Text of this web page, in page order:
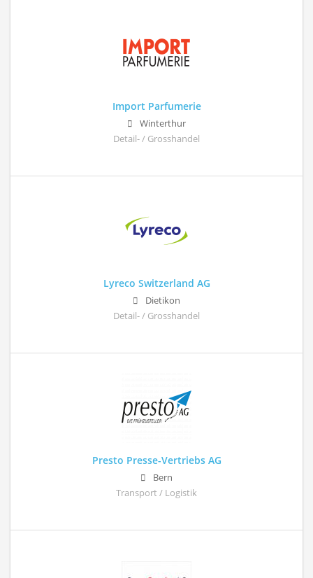
Import Parfumerie
Winterthur
Detail- / Grosshandel
Lyreco Switzerland AG
Dietikon
Detail- / Grosshandel
Presto Presse-Vertriebs AG
Bern
Transport / Logistik